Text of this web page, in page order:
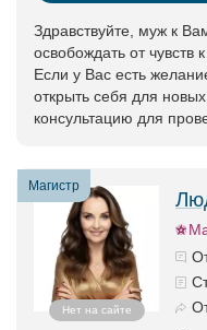
Здравствуйте, муж к
освобождать от чувств
Если у Вас есть
открыть себя для
консультацию для
Магистр
Нет на сайте